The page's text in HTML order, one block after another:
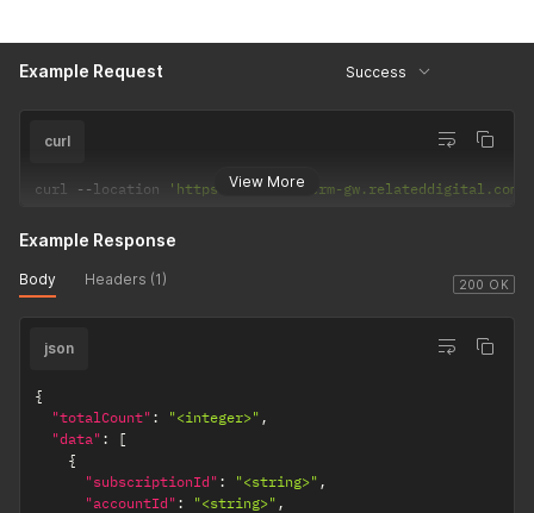
Example Request Success
View More
curl
curl --location 'https://express-crm-gw.relateddigital.com/
200 OK
Example Response
Body Headers (1)
json
{
"totalCount" : "<integer>" ,
"data" :
[
{
"subscriptionId" : "<string>" ,
"accountId" : "<string>" ,